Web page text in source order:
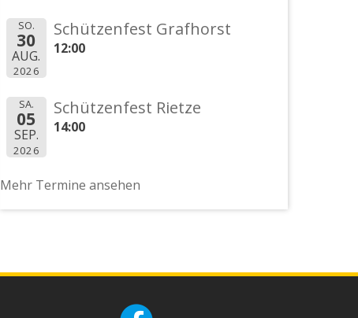
SO.
30
AUG.
2026
Schützenfest Grafhorst
12:00
SA.
05
SEP.
2026
Schützenfest Rietze
14:00
Mehr Termine ansehen